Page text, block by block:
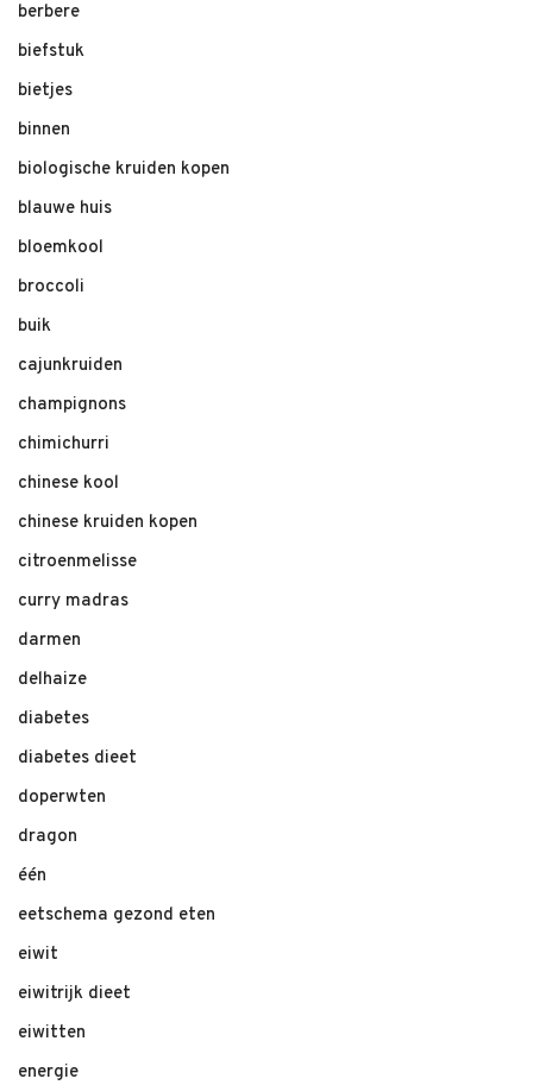
berbere
biefstuk
bietjes
binnen
biologische kruiden kopen
blauwe huis
bloemkool
broccoli
buik
cajunkruiden
champignons
chimichurri
chinese kool
chinese kruiden kopen
citroenmelisse
curry madras
darmen
delhaize
diabetes
diabetes dieet
doperwten
dragon
één
eetschema gezond eten
eiwit
eiwitrijk dieet
eiwitten
energie